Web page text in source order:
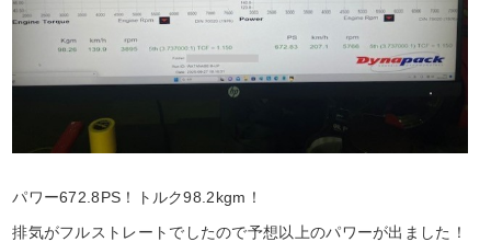
パワー672.8PS！トルク98.2kgm！
排気がフルストレートでしたので予想以上のパワーが出ました！